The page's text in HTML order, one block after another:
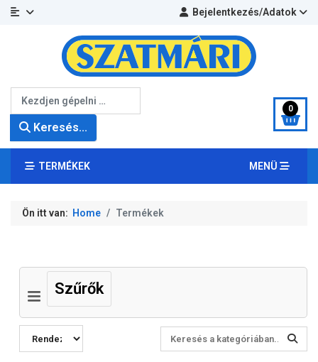
Bejelentkezés/Adatok
Keresés...
0
TERMÉKEK MENÜ
Ön itt van: Home Termékek
Szűrők